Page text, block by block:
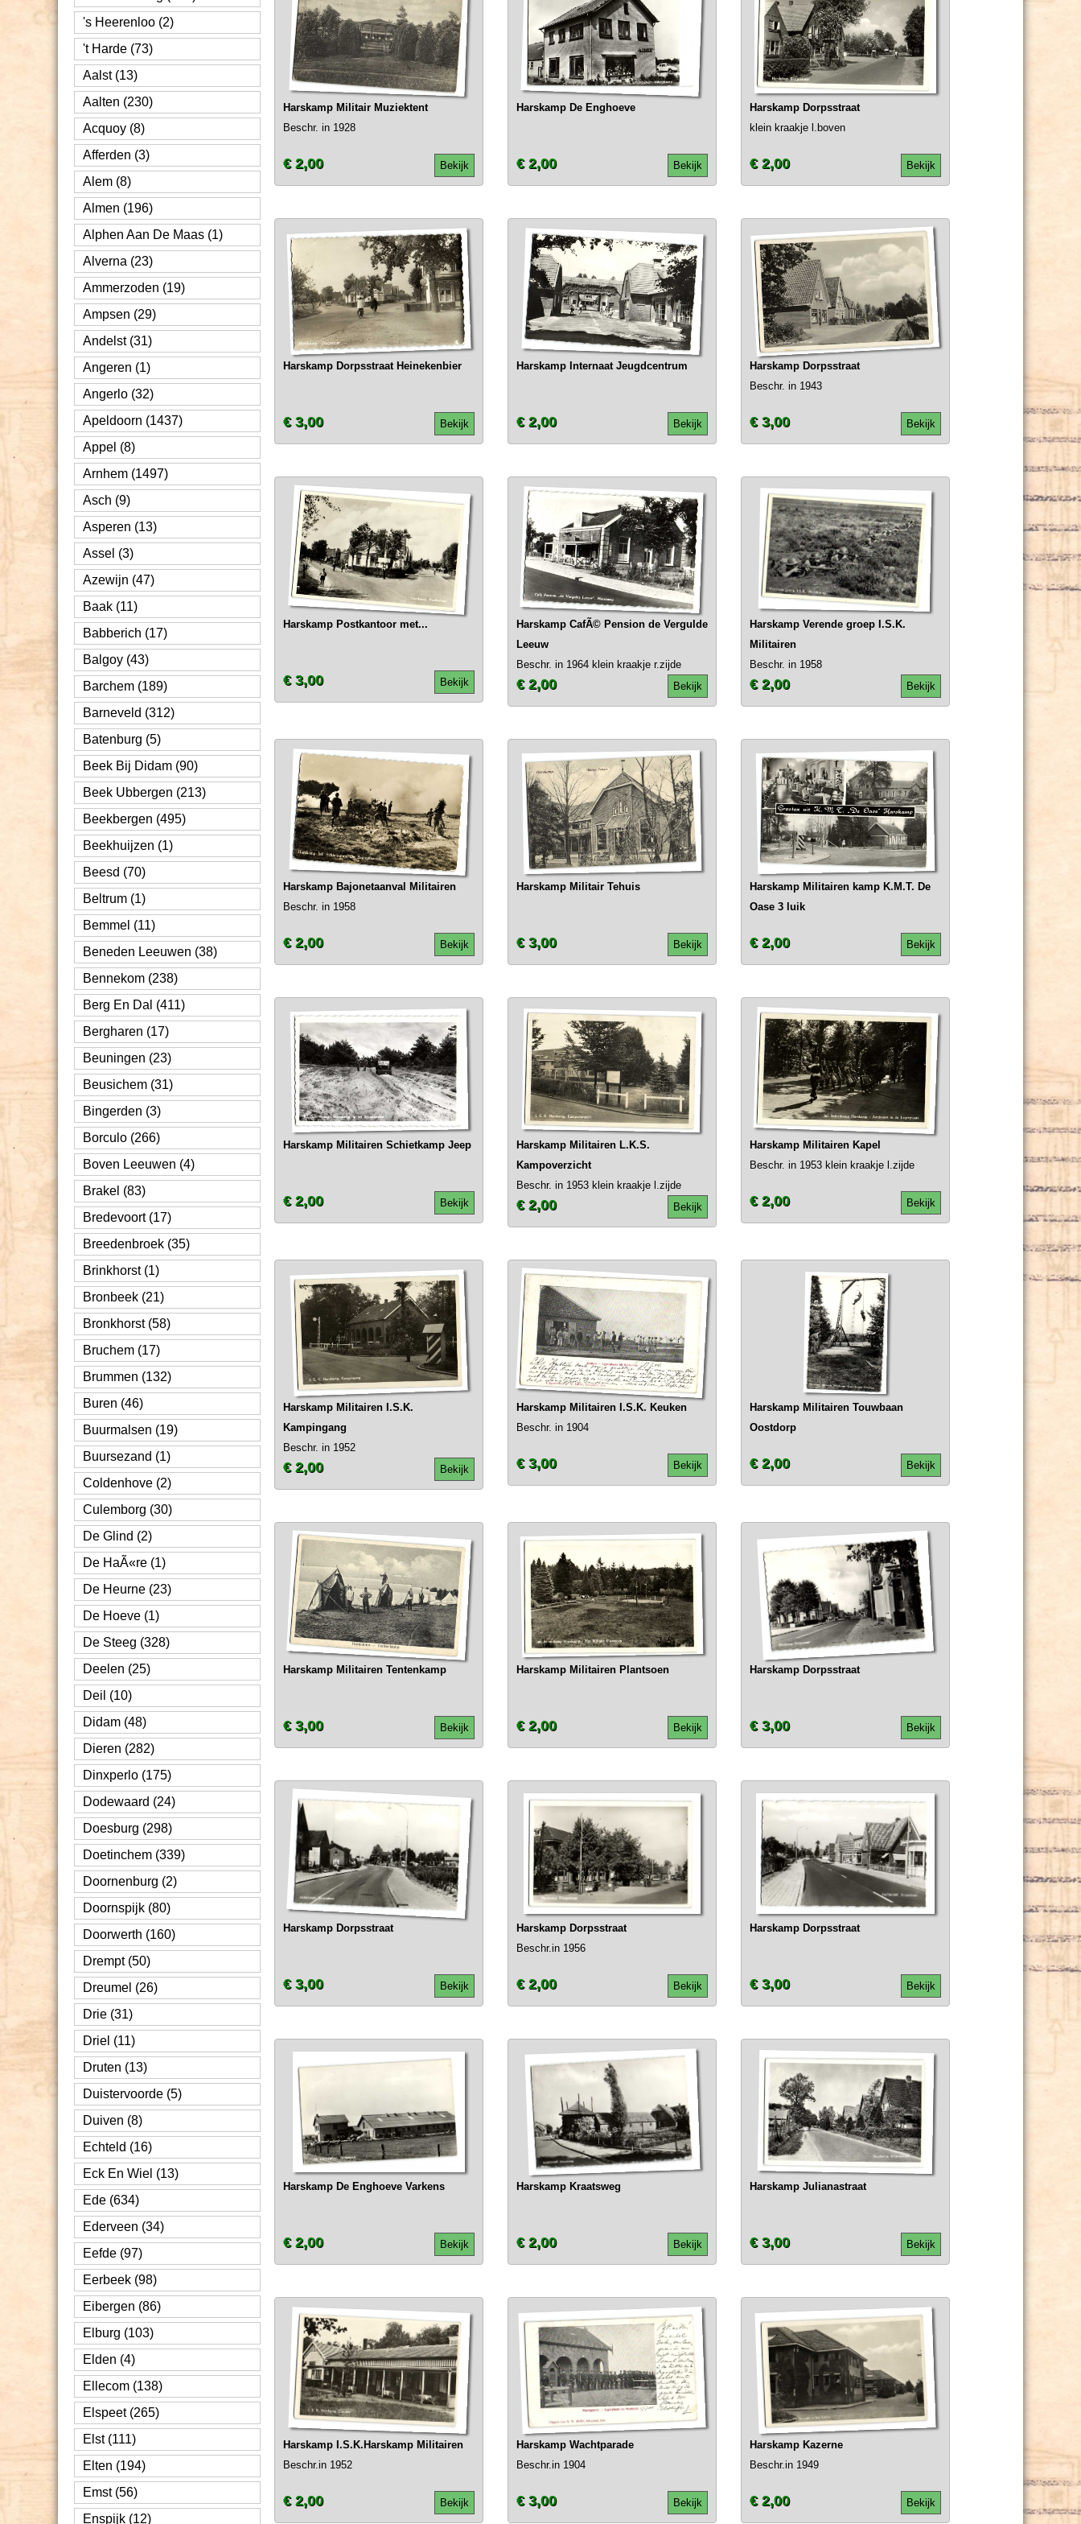
's Heerenloo (2)
't Harde (73)
Aalst (13)
Aalten (230)
Acquoy (8)
Afferden (3)
Alem (8)
Almen (196)
Alphen Aan De Maas (1)
Alverna (23)
Ammerzoden (19)
Ampsen (29)
Andelst (31)
Angeren (1)
Angerlo (32)
Apeldoorn (1437)
Appel (8)
Arnhem (1497)
Asch (9)
Asperen (13)
Assel (3)
Azewijn (47)
Baak (11)
Babberich (17)
Balgoy (43)
Barchem (189)
Barneveld (312)
Batenburg (5)
Beek Bij Didam (90)
Beek Ubbergen (213)
Beekbergen (495)
Beekhuijzen (1)
Beesd (70)
Beltrum (1)
Bemmel (11)
Beneden Leeuwen (38)
Bennekom (238)
Berg En Dal (411)
Bergharen (17)
Beuningen (23)
Beusichem (31)
Bingerden (3)
Borculo (266)
Boven Leeuwen (4)
Brakel (83)
Bredevoort (17)
Breedenbroek (35)
Brinkhorst (1)
Bronbeek (21)
Bronkhorst (58)
Bruchem (17)
Brummen (132)
Buren (46)
Buurmalsen (19)
Buursezand (1)
Coldenhove (2)
Culemborg (30)
De Glind (2)
De HaÃ«re (1)
De Heurne (23)
De Hoeve (1)
De Steeg (328)
Deelen (25)
Deil (10)
Didam (48)
Dieren (282)
Dinxperlo (175)
Dodewaard (24)
Doesburg (298)
Doetinchem (339)
Doornenburg (2)
Doornspijk (80)
Doorwerth (160)
Drempt (50)
Dreumel (26)
Drie (31)
Driel (11)
Druten (13)
Duistervoorde (5)
Duiven (8)
Echteld (16)
Eck En Wiel (13)
Ede (634)
Ederveen (34)
Eefde (97)
Eerbeek (98)
Eibergen (86)
Elburg (103)
Elden (4)
Ellecom (138)
Elspeet (265)
Elst (111)
Elten (194)
Emst (56)
Enspijk (12)
Harskamp Militair Muziektent
Beschr. in 1928
Bekijk
€ 2,00
Harskamp De Enghoeve
Bekijk
€ 2,00
Harskamp Dorpsstraat
klein kraakje l.boven
Bekijk
€ 2,00
Harskamp Dorpsstraat Heinekenbier
Bekijk
€ 3,00
Harskamp Internaat Jeugdcentrum
Bekijk
€ 2,00
Harskamp Dorpsstraat
Beschr. in 1943
Bekijk
€ 3,00
Harskamp Postkantoor met...
Bekijk
€ 3,00
Harskamp CafÃ© Pension de Vergulde
Leeuw
Beschr. in 1964 klein kraakje r.zijde
Bekijk
€ 2,00
Harskamp Verende groep I.S.K.
Militairen
Beschr. in 1958
Bekijk
€ 2,00
Harskamp Bajonetaanval Militairen
Beschr. in 1958
Bekijk
€ 2,00
Harskamp Militair Tehuis
Bekijk
€ 3,00
Harskamp Militairen kamp K.M.T. De
Oase 3 luik
Bekijk
€ 2,00
Harskamp Militairen Schietkamp Jeep
Bekijk
€ 2,00
Harskamp Militairen L.K.S.
Kampoverzicht
Beschr. in 1953 klein kraakje l.zijde
Bekijk
€ 2,00
Harskamp Militairen Kapel
Beschr. in 1953 klein kraakje l.zijde
Bekijk
€ 2,00
Harskamp Militairen I.S.K.
Kampingang
Beschr. in 1952
Bekijk
€ 2,00
Harskamp Militairen I.S.K. Keuken
Beschr. in 1904
Bekijk
€ 3,00
Harskamp Militairen Touwbaan
Oostdorp
Bekijk
€ 2,00
Harskamp Militairen Tentenkamp
Bekijk
€ 3,00
Harskamp Militairen Plantsoen
Bekijk
€ 2,00
Harskamp Dorpsstraat
Bekijk
€ 3,00
Harskamp Dorpsstraat
Bekijk
€ 3,00
Harskamp Dorpsstraat
Beschr.in 1956
Bekijk
€ 2,00
Harskamp Dorpsstraat
Bekijk
€ 3,00
Harskamp De Enghoeve Varkens
Bekijk
€ 2,00
Harskamp Kraatsweg
Bekijk
€ 2,00
Harskamp Julianastraat
Bekijk
€ 3,00
Harskamp I.S.K.Harskamp Militairen
Beschr.in 1952
Bekijk
€ 2,00
Harskamp Wachtparade
Beschr.in 1904
Bekijk
€ 3,00
Harskamp Kazerne
Beschr.in 1949
Bekijk
€ 2,00